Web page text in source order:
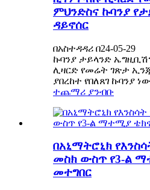
ምህንድስና ኩባንያ
ዳይኖሰር
በአስተዳዳሪ በ24-05-29
ኩባንያ ታይላንድ
ሊዛርድ የመሬት ገጽታ
ያበረከተ የበለጸገ ኩባንያ
ተጨማሪ ያንብቡ
በአኒማትሮኒክ
መስክ ውስጥ የ3-ል
መተግበር